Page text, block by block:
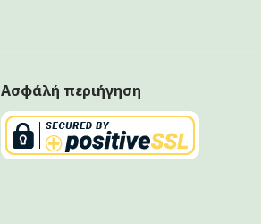
Ασφάλή περιήγηση